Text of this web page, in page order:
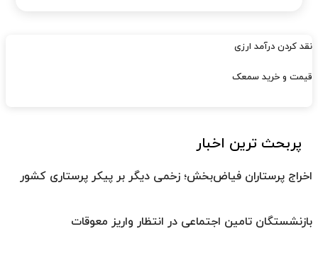
نقد کردن درآمد ارزی
قیمت و خرید سمعک
پربحث ترین اخبار
اخراج پرستاران فیاض‌بخش؛ زخمی دیگر بر پیکر پرستاری کشور
بازنشستگان تامین اجتماعی در انتظار واریز معوقات